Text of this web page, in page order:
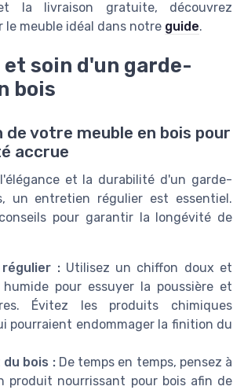
et la livraison gratuite, découvrez
le meuble idéal dans notre guide.
soin d'un garde-
bois
de votre meuble en bois pour
accrue
et la durabilité d'un garde-
un entretien régulier est essentiel.
pour garantir la longévité de
:Utilisez un chiffon doux et
humide pour essuyer la poussière et
Évitez les produits chimiques
pourraient endommager la finition du
bois :De temps en temps, pensez à
produit nourrissant pour bois afin de